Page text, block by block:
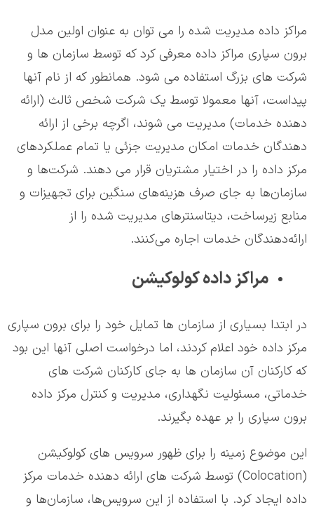
مراکز داده مدیریت شده را می توان به عنوان اولین مدل
برون سپاری مراکز داده معرفی کرد که توسط سازمان ها و
شرکت های بزرگ استفاده می شود. همانطور که از نام آنها
پیداست، آنها معمولا توسط یک شرکت شخص ثالث (ارائه
دهنده خدمات) مدیریت می شوند، اگرچه برخی از ارائه
دهندگان خدمات امکان مدیریت جزئی یا تمام عملکردهای
مرکز داده را در اختیار مشتریان قرار می دهند. شرکت‌ها و
سازمان‌ها به جای صرف هزینه‌های سنگین برای تجهیزات و
منابع زیرساخت، دیتاسنترهای مدیریت شده را از
ارائه‌دهندگان خدمات اجاره می‌کنند.
مراکز داده کولوکیشن
در ابتدا بسیاری از سازمان ها تمایل خود را برای برون سپاری
مرکز داده خود اعلام کردند، اما درخواست اصلی آنها این بود
که کارکنان آن سازمان ها به جای کارکنان شرکت های
خدماتی، مسئولیت نگهداری، مدیریت و کنترل مرکز داده
برون سپاری را بر عهده بگیرند.
این موضوع زمینه را برای ظهور سرویس های کولوکیشن
(Colocation) توسط شرکت های ارائه دهنده خدمات مرکز
داده ایجاد کرد. با استفاده از این سرویس‌ها، سازمان‌ها و